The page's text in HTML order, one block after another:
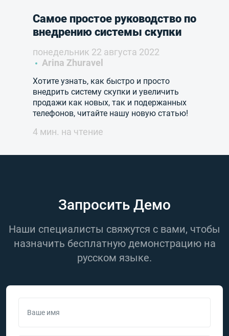
Самое простое руководство по
внедрению системы скупки
понедельник 22 августа 2022
Arina Zhuravel
Хотите узнать, как быстро и просто
внедрить систему скупки и увеличить
продажи как новых, так и подержанных
телефонов, читайте нашу новую статью!
4 мин. на чтение
Запросить Демо
Наши специалисты свяжутся с вами, чтобы
назначить бесплатную демонстрацию на
русском языке.
Ваше имя